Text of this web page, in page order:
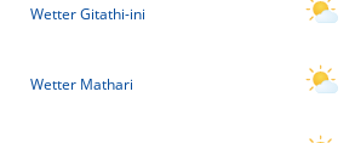
Wetter Gitathi-ini
Wetter Mathari